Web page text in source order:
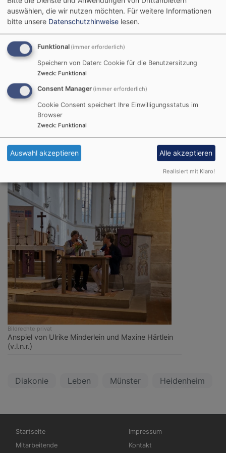
Maxine Härtlein und Schwester Ulrike Minderlein von
der Arbeit und den Angeboten der Diakniestation. Oft
ist für Pflegebedürftige und deren Angehörige die
Schwelle hoch, diese professionellen Hilfsangebote in
Anspruch zu nehmen. Sich einzugestehen, dass man
Hilfe braucht, ist oft mit Scham verbunden. Darauf
ging Pfarrer Johannes Heidecker in seiner Predigt ein.
Er dankte den Schwestern der Diakonie für ihren
Dienst und für ihre liebevolle Zuwendung zu den ihnen
anvertrauten Menschen.
(Johannes Heidecker)
Bildrechte privat
Anspiel von Ulrike Minderlein und Maxine Härtlein
(v.l.n.r.)
Diakonie Leben Münster Heidenheim
Hauptnavigation
Startseite
Mitarbeitende
Fußbereichsmenü
Impressum
Kontakt
auswählen, die wir nutzen möchten. Für weitere Informationen
bitte unsere Datenschutzhinweise lesen.
Funktional (immer erforderlich)
Speichern von Daten: Cookie für die Benutzersitzung
Zweck: Funktional
Consent Manager (immer erforderlich)
Cookie Consent speichert Ihre Einwilligungsstatus im
Browser
Zweck: Funktional
Auswahl akzeptieren Alle akzeptieren
Realisiert mit Klaro!